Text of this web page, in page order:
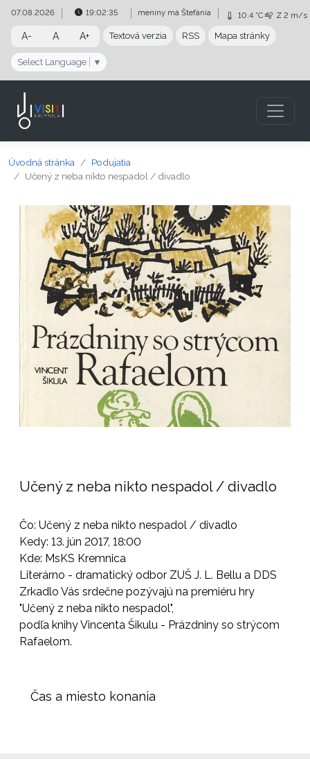
Preskočiť na obsah
Preskočiť na hlavné menu
07.08.2026 19:02:35 meniny máŠtefánia 10.4 °C Z 2 m/s
A- A A+ Textová verzia RSS Mapa stránky
Select Language ▼
Úvodná stránka
Podujatia
Učený z neba nikto nespadol / divadlo
Učený z neba nikto nespadol / divadlo
Čo: Učený z neba nikto nespadol / divadlo
Kedy: 13. jún 2017, 18:00
Kde: MsKS Kremnica
Literárno - dramatický odbor ZUŠ J. L. Bellu a DDS
Zrkadlo Vás srdečne pozývajú na premiéru hry
"Učený z neba nikto nespadol",
podľa knihy Vincenta Šikulu - Prázdniny so strýcom
Rafaelom.
Čas a miesto konania